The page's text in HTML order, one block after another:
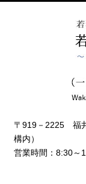
〒919－2225 福
構内）
営業時間：8:30～